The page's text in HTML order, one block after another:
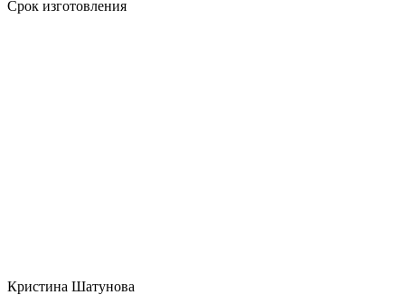
Срок изготовления
Кристина Шатунова